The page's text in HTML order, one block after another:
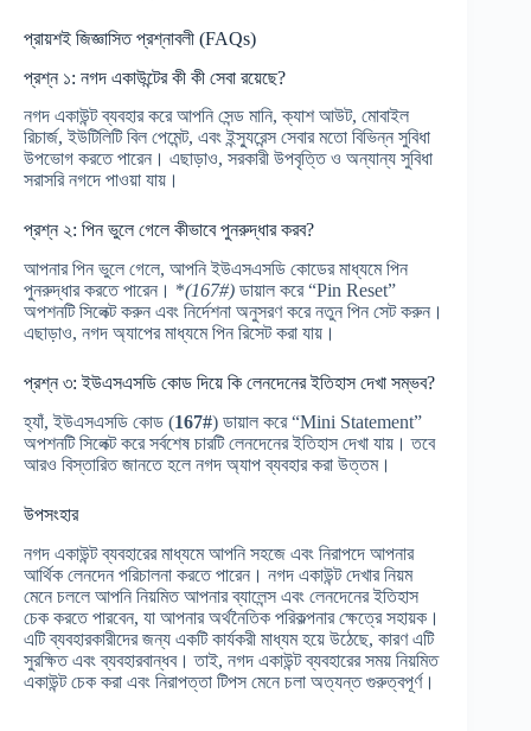
প্রায়শই জিজ্ঞাসিত প্রশ্নাবলী (FAQs)
প্রশ্ন ১: নগদ একাউন্টের কী কী সেবা রয়েছে?
নগদ একাউন্ট ব্যবহার করে আপনি সেন্ড মানি, ক্যাশ আউট, মোবাইল
রিচার্জ, ইউটিলিটি বিল পেমেন্ট, এবং ইন্স্যুরেন্স সেবার মতো বিভিন্ন সুবিধা
উপভোগ করতে পারেন। এছাড়াও, সরকারী উপবৃত্তি ও অন্যান্য সুবিধা
সরাসরি নগদে পাওয়া যায়।
প্রশ্ন ২: পিন ভুলে গেলে কীভাবে পুনরুদ্ধার করব?
আপনার পিন ভুলে গেলে, আপনি ইউএসএসডি কোডের মাধ্যমে পিন
পুনরুদ্ধার করতে পারেন। *(167#) ডায়াল করে “Pin Reset”
অপশনটি সিলেক্ট করুন এবং নির্দেশনা অনুসরণ করে নতুন পিন সেট করুন।
এছাড়াও, নগদ অ্যাপের মাধ্যমে পিন রিসেট করা যায়।
প্রশ্ন ৩: ইউএসএসডি কোড দিয়ে কি লেনদেনের ইতিহাস দেখা সম্ভব?
হ্যাঁ, ইউএসএসডি কোড (167#) ডায়াল করে “Mini Statement”
অপশনটি সিলেক্ট করে সর্বশেষ চারটি লেনদেনের ইতিহাস দেখা যায়। তবে
আরও বিস্তারিত জানতে হলে নগদ অ্যাপ ব্যবহার করা উত্তম।
উপসংহার
নগদ একাউন্ট ব্যবহারের মাধ্যমে আপনি সহজে এবং নিরাপদে আপনার
আর্থিক লেনদেন পরিচালনা করতে পারেন। নগদ একাউন্ট দেখার নিয়ম
মেনে চললে আপনি নিয়মিত আপনার ব্যালেন্স এবং লেনদেনের ইতিহাস
চেক করতে পারবেন, যা আপনার অর্থনৈতিক পরিকল্পনার ক্ষেত্রে সহায়ক।
এটি ব্যবহারকারীদের জন্য একটি কার্যকরী মাধ্যম হয়ে উঠেছে, কারণ এটি
সুরক্ষিত এবং ব্যবহারবান্ধব। তাই, নগদ একাউন্ট ব্যবহারের সময় নিয়মিত
একাউন্ট চেক করা এবং নিরাপত্তা টিপস মেনে চলা অত্যন্ত গুরুত্বপূর্ণ।